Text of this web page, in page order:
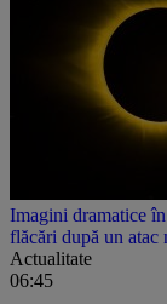
Imagini dramatice
flăcări după un atac
Actualitate
06:45